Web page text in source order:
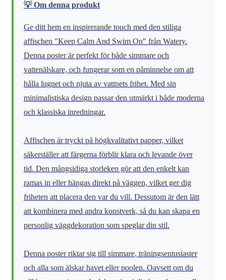
💡 Om denna produkt
Ge ditt hem en inspirerande touch med den stiliga
affischen "Keep Calm And Swim On" från Watery.
Denna poster är perfekt för både simmare och
vattenälskare, och fungerar som en påminnelse om att
hålla lugnet och njuta av vattnets frihet. Med sin
minimalistiska design passar den utmärkt i både moderna
och klassiska inredningar.
Affischen är tryckt på högkvalitativt papper, vilket
säkerställer att färgerna förblir klara och levande över
tid. Den mångsidiga storleken gör att den enkelt kan
ramas in eller hängas direkt på väggen, vilket ger dig
friheten att placera den var du vill. Dessutom är den lätt
att kombinera med andra konstverk, så du kan skapa en
personlig väggdekoration som speglar din stil.
Denna poster riktar sig till simmare, träningsentusiaster
och alla som älskar havet eller poolen. Oavsett om du